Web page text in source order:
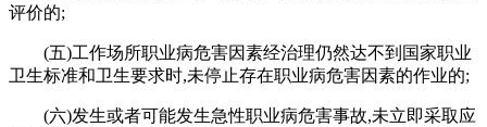
评价的;
(五)工作场所职业病危害因素经治理仍然达不到国家职业
卫生标准和卫生要求时,未停止存在职业病危害因素的作业的;
(六)发生或者可能发生急性职业病危害事故,未立即采取应